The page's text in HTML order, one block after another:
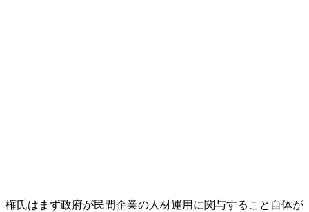
権氏はまず政府が民間企業の人材運用に関与すること自体が